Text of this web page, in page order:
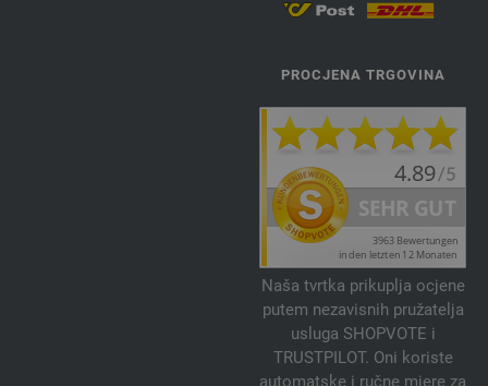
PROCJENA TRGOVINA
Naša tvrtka prikuplja ocjene
putem nezavisnih pružatelja
usluga SHOPVOTE i
TRUSTPILOT. Oni koriste
automatske i ručne mjere za